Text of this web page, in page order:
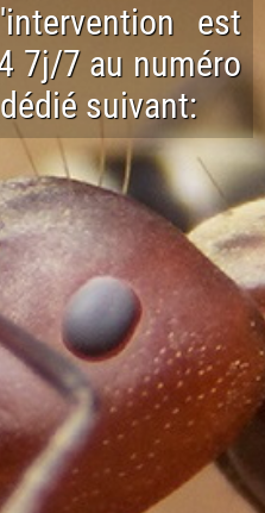
est
7j/7 au numéro
suivant: